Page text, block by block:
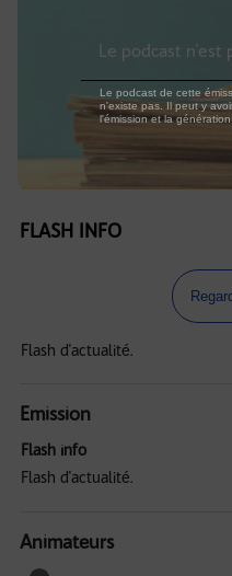
FLASH INFO
Flash d'actualité.
Emission
Flash info
Flash d'actualité.
Animateurs
Le podcast n'est
Le podcast de cette
n'existe pas. Il peut y
l'émission et la